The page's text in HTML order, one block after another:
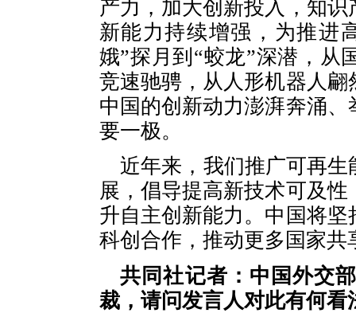
产力，加大创新投入，知
新能力持续增强，为推进
娥”探月到“蛟龙”深潜，从
竞速驰骋，从人形机器人
中国的创新动力澎湃奔涌
要一极。
近年来，我们推广可再
展，倡导提高新技术可及
升自主创新能力。中国将
科创合作，推动更多国家
共同社记者：中国外交
裁，请问发言人对此有何看